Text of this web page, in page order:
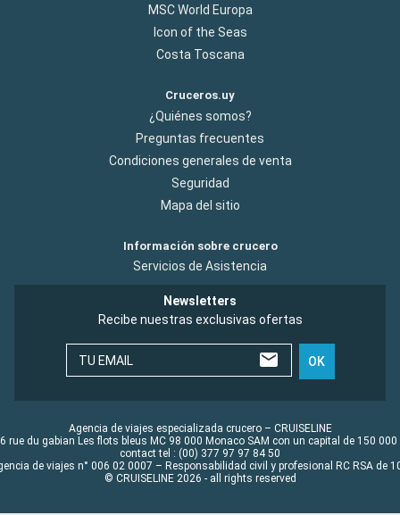
MSC World Europa
Icon of the Seas
Costa Toscana
Cruceros.uy
¿Quiénes somos?
Preguntas frecuentes
Condiciones generales de venta
Seguridad
Mapa del sitio
Información sobre crucero
Servicios de Asistencia
Newsletters
Recibe nuestras exclusivas ofertas
TU EMAIL OK
Agencia de viajes especializada crucero – CRUISELINE
rue du gabian Les flots bleus MC 98 000 Monaco SAM con un capital de 150 000
contact tel : (00) 377 97 97 84 50
de viajes n° 006 02 0007 – Responsabilidad civil y profesional RC RSA de
© CRUISELINE 2026 - all rights reserved